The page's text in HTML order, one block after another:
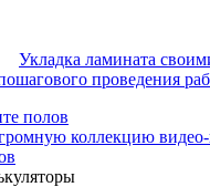
Укладка ламината
проведения
полов
коллекцию